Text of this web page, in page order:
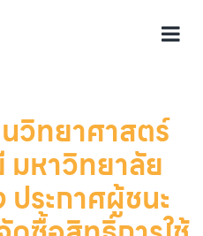
วิทยาศาสตร์
มหาวิทยาลัย
ประกาศผู้ชนะ